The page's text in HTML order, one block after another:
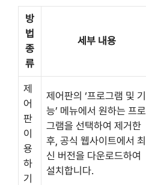
방
법
종
류
세부 내용
제
어
판
이
용
하
기
제어판의 ‘프로그램 및 기
능’ 메뉴에서 원하는 프로
그램을 선택하여 제거한
후, 공식 웹사이트에서 최
신 버전을 다운로드하여
설치합니다.